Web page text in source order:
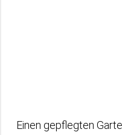
Einen gepflegten